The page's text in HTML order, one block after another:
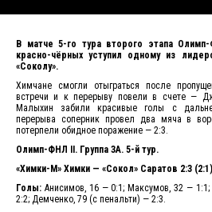
В матче 5-го тура второго этапа
красно-чёрных уступил одному из
«Соколу».
Химчане смогли отыграться после
встречи и к перерыву повели в счете —
Малыхин забили красивые голы с
перерыва соперник провел два мяча в
потерпели обидное поражение — 2:3.
Олимп-ФНЛ II. Группа 3А. 5-й тур.
«Химки-М» Химки — «Сокол» Саратов 2:3 (2:1)
Голы: Анисимов, 16 — 0:1; Максумов, 32 —
2:2; Демченко, 79 (с пенальти) — 2:3.